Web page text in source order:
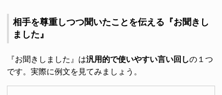
相手を尊重しつつ聞いたことを伝える『お聞きし
ました』
『お聞きしました』は汎用的で使いやすい言い回しの１つ
です。実際に例文を見てみましょう。